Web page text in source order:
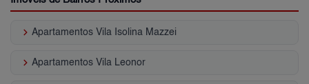
keyboard_arrow_right Apartamentos Vila Isolina Mazzei
keyboard_arrow_right Apartamentos Vila Leonor